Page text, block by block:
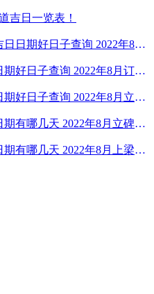
吉日一览表！
2022年8月上牌挂牌最佳吉日日期好日子查询 2022年8月上牌吉日精选
2022年8月订盟最佳吉日日期好日子查询 2022年8月订盟黄道吉日一览
2022年8月立券最佳吉日日期好日子查询 2022年8月立券的黄道吉日一览
2022年8月立碑最佳吉日日期有哪几天 2022年8月立碑吉日查询
2022年8月上梁最佳吉日日期有哪几天 2022年8月上梁的黄道吉日